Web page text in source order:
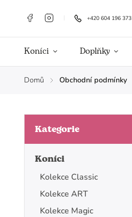
+420 604 196 373
Koníci Doplňky
Domů / Obchodní podmínky
Kategorie
Koníci
Kolekce Classic
Kolekce ART
Kolekce Magic